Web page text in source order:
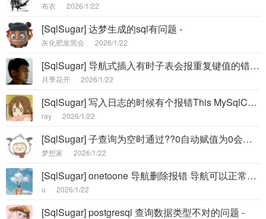
布衣 2026/1/22
[SqlSugar] 达梦生成的sql有问题 -
灰化肥发黑会 2026/1/22
[SqlSugar] 导航式插入有时子表会报重复键值的错误 -
月季花开 2026/1/22
[SqlSugar] 写入日志的时候有个报错This MySqlConnection is already in use. -
ray 2026/1/22
[SqlSugar] 子查询为空时通过??0自动赋值为0会导致主表别名消失 -
梦想家 2026/1/22
[SqlSugar] onetoone 导航删除报错 导航可以正常插入但是删除报错 Sequence contains no e -
u 2026/1/22
[SqlSugar] postgresql 查询数据类型不对的问题 -